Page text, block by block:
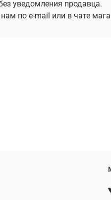
уведомления продавца.
по e-mail или в чате